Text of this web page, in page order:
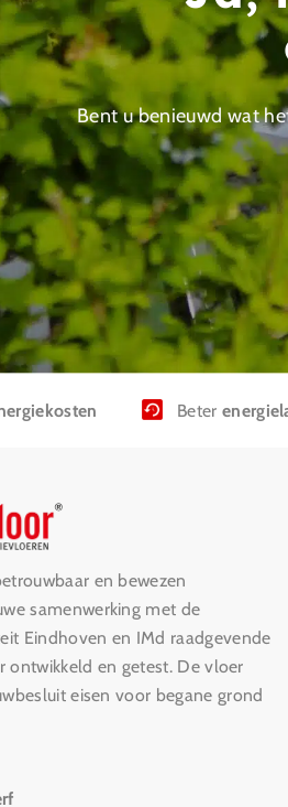
Bent u benieuwd wat
Beter
en bewezen
samenwerking met de
Eindhoven en IMd raadgevende
ontwikkeld en getest. De vloer
eisen voor begane grond